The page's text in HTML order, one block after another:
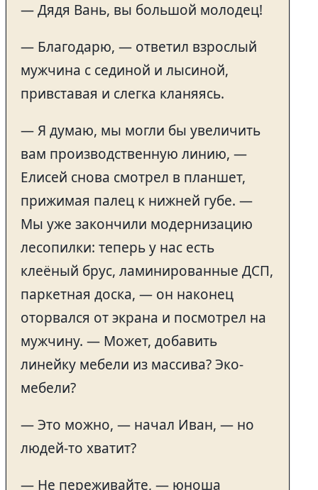
— Дядя Вань, вы большой молодец!
— Благодарю, — ответил взрослый
мужчина с сединой и лысиной,
привставая и слегка кланяясь.
— Я думаю, мы могли бы увеличить
вам производственную линию, —
Елисей снова смотрел в планшет,
прижимая палец к нижней губе. —
Мы уже закончили модернизацию
лесопилки: теперь у нас есть
клеёный брус, ламинированные ДСП,
паркетная доска, — он наконец
оторвался от экрана и посмотрел на
мужчину. — Может, добавить
линейку мебели из массива? Эко-
мебели?
— Это можно, — начал Иван, — но
людей-то хватит?
— Не переживайте, — юноша